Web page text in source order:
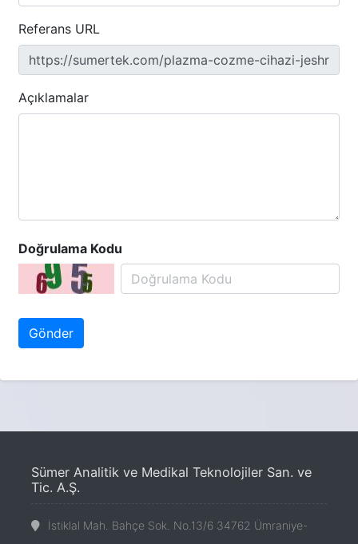
Referans URL
Açıklamalar
Doğrulama Kodu
Sümer Analitik ve Medikal Teknolojiler San. ve
Tic. A.Ş.
İstiklal Mah. Bahçe Sok. No.13/6 34762 Ümraniye-